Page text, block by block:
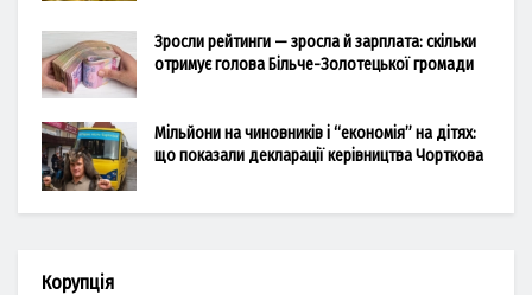
Зросли рейтинги — зросла й зарплата: скільки
отримує голова Більче-Золотецької громади
Мільйони на чиновників і “економія” на дітях:
що показали декларації керівництва Чорткова
Корупція